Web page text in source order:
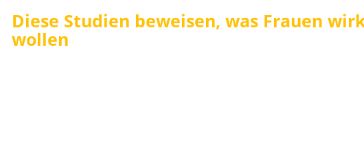
Diese Studien beweisen, was Frauen
wollen